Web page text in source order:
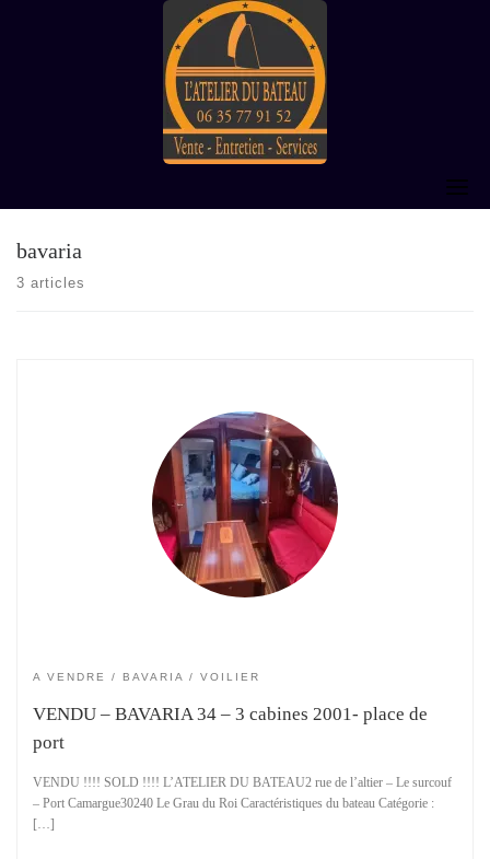
bavaria
3 articles
A VENDRE BAVARIA VOILIER
VENDU – BAVARIA 34 – 3 cabines 2001- place de
port
VENDU !!!! SOLD !!!! L’ATELIER DU BATEAU2 rue de l’altier – Le surcouf
– Port Camargue30240 Le Grau du Roi Caractéristiques du bateau Catégorie :
[…]